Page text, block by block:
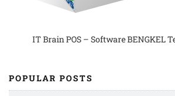
IT Brain POS – Software BENGKEL
POPULAR POSTS